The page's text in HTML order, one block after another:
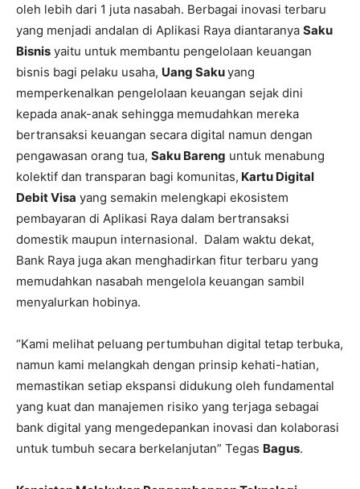
oleh lebih dari 1 juta nasabah. Berbagai inovasi terbaru
yang menjadi andalan di Aplikasi Raya diantaranya Saku
Bisnis yaitu untuk membantu pengelolaan keuangan
bisnis bagi pelaku usaha, Uang Sakuyang
memperkenalkan pengelolaan keuangan sejak dini
kepada anak-anak sehingga memudahkan mereka
bertransaksi keuangan secara digital namun dengan
pengawasan orang tua, Saku Bareng untuk menabung
kolektif dan transparan bagi komunitas, Kartu Digital
Debit Visa yang semakin melengkapi ekosistem
pembayaran di Aplikasi Raya dalam bertransaksi
domestik maupun internasional. Dalam waktu dekat,
Bank Raya juga akan menghadirkan fitur terbaru yang
memudahkan nasabah mengelola keuangan sambil
menyalurkan hobinya.
“Kami melihat peluang pertumbuhan digital tetap terbuka,
namun kami melangkah dengan prinsip kehati-hatian,
memastikan setiap ekspansi didukung oleh fundamental
yang kuat dan manajemen risiko yang terjaga sebagai
bank digital yang mengedepankan inovasi dan kolaborasi
untuk tumbuh secara berkelanjutan” Tegas Bagus.